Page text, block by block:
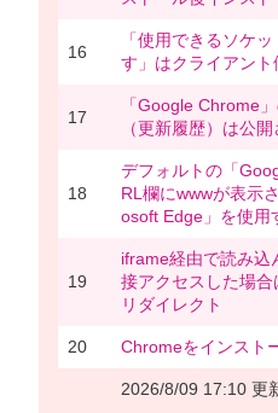
16
「使用できるソケ
す」はクライアント
17
「Google Chrome
（更新履歴）は公
18
デフォルトの「
RL欄にwwwが表示
osoft Edge」を使用
19
iframe経由で読み込
接アクセスした場
リダイレクト
20 Chromeをインスト
2026/8/09 17:10 更